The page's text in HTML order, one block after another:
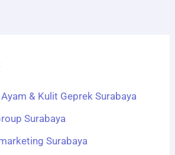
& Kulit Geprek Surabaya
Surabaya
Surabaya